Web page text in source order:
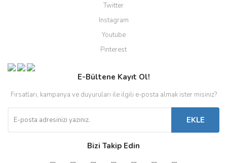
Twitter
Instagram
Youtube
Pinterest
E-Bültene Kayıt Ol!
Fırsatları, kampanya ve duyuruları ile ilgili e-posta almak ister misiniz?
EKLE
Bizi Takip Edin